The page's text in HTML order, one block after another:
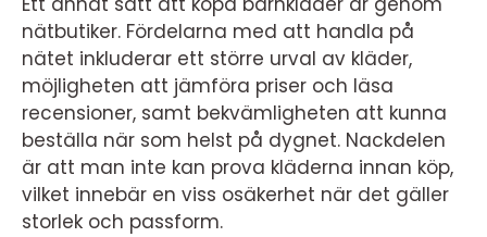
nätbutiker. Fördelarna med att handla på
nätet inkluderar ett större urval av kläder,
möjligheten att jämföra priser och läsa
recensioner, samt bekvämligheten att kunna
beställa när som helst på dygnet. Nackdelen
är att man inte kan prova kläderna innan köp,
vilket innebär en viss osäkerhet när det gäller
storlek och passform.